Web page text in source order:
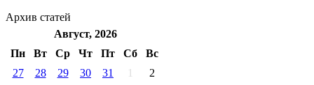
Архив статей
Август, 2026
Пн
Вт Ср Чт Пт Cб
Вс
27
28 29 30 31 1
2